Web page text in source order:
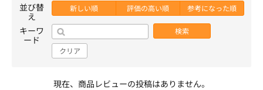
並び替
え
新しい順 評価の高い順 参考になった順
キーワ
ード
検索
クリア
現在、商品レビューの投稿はありません。